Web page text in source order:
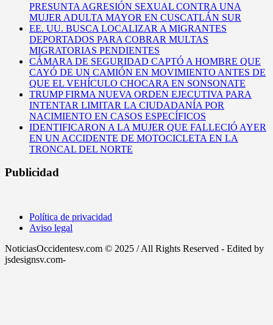
PRESUNTA AGRESIÓN SEXUAL CONTRA UNA
MUJER ADULTA MAYOR EN CUSCATLÁN SUR
EE. UU. BUSCA LOCALIZAR A MIGRANTES
DEPORTADOS PARA COBRAR MULTAS
MIGRATORIAS PENDIENTES
CÁMARA DE SEGURIDAD CAPTÓ A HOMBRE QUE
CAYÓ DE UN CAMIÓN EN MOVIMIENTO ANTES DE
QUE EL VEHÍCULO CHOCARA EN SONSONATE
TRUMP FIRMA NUEVA ORDEN EJECUTIVA PARA
INTENTAR LIMITAR LA CIUDADANÍA POR
NACIMIENTO EN CASOS ESPECÍFICOS
IDENTIFICARON A LA MUJER QUE FALLECIÓ AYER
EN UN ACCIDENTE DE MOTOCICLETA EN LA
TRONCAL DEL NORTE
Publicidad
Política de privacidad
Aviso legal
NoticiasOccidentesv.com © 2025 / All Rights Reserved - Edited by
jsdesignsv.com-